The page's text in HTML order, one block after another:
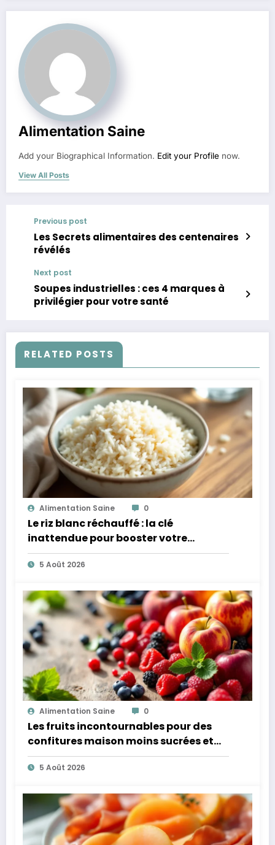
Alimentation Saine
Add your Biographical Information. Edit your Profile now.
View All Posts
Previous post
Les Secrets alimentaires des centenaires
révélés
Next post
Soupes industrielles : ces 4 marques à
privilégier pour votre santé
RELATED POSTS
Alimentation Saine 0
Le riz blanc réchauffé : la clé
inattendue pour booster votre
microbiote
5 Août 2026
Alimentation Saine 0
Les fruits incontournables pour des
confitures maison moins sucrées et
plus légères
5 Août 2026